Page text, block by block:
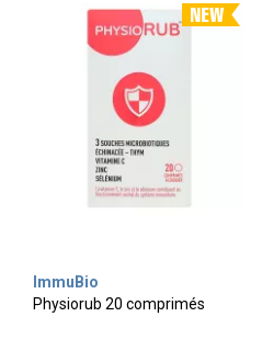
ImmuBio
Physiorub 20 comprimés